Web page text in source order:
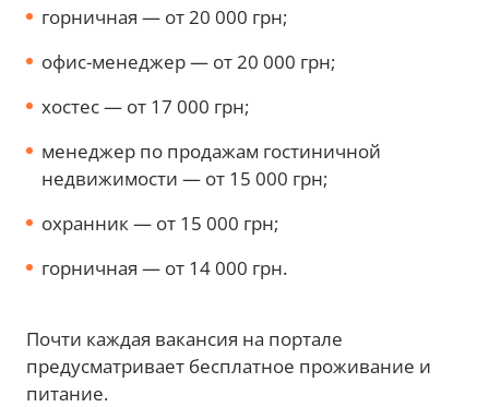
горничная — от 20 000 грн;
офис-менеджер — от 20 000 грн;
хостес — от 17 000 грн;
менеджер по продажам гостиничной
недвижимости — от 15 000 грн;
охранник — от 15 000 грн;
горничная — от 14 000 грн.
Почти каждая вакансия на портале
предусматривает бесплатное проживание и
питание.